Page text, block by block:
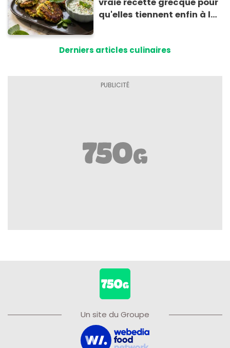
qu'elles tiennent enfin à la
Derniers articles culinaires
Un site du Groupe